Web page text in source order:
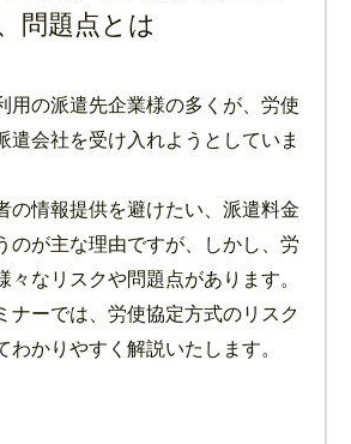
問題点とは
の派遣先企業様の多くが、労使
遣会社を受け入れようとしていま
情報提供を避けたい、派遣料金
のが主な理由ですが、しかし、労
々なリスクや問題点があります。
ーでは、労使協定方式のリスク
わかりやすく解説いたします。